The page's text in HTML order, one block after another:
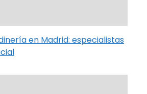
en Madrid: especialistas